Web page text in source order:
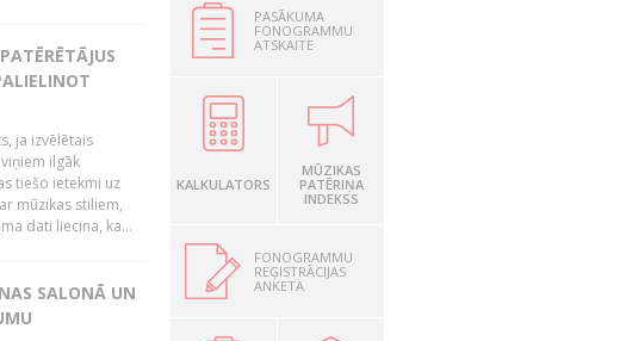
ja izvēlētais
ilgāk
tiešo ietekmi uz
mūzikas stiliem,
dati liecina, ka...
SALONĀ UN
PASĀKUMA
FONOGRAMMU
ATSKAITE
KALKULATORS
MŪZIKAS
PATĒRIŅA
INDEKSS
FONOGRAMMU
REĢISTRĀCIJAS
ANKETA